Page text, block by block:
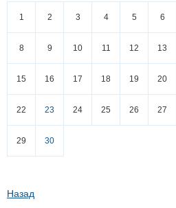
1 2 3 4 5 6
8 9 10 11 12 13
15 16 17 18 19 20
22 23 24 25 26 27
29 30
Назад